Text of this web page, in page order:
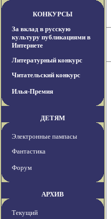
КОНКУРСЫ
За вклад в русскую
культуру публикациями в
Интернете
Литературный конкурс
Читательский конкурс
Илья-Премия
ДЕТЯМ
Электронные пампасы
Фантастика
Форум
АРХИВ
Текущий